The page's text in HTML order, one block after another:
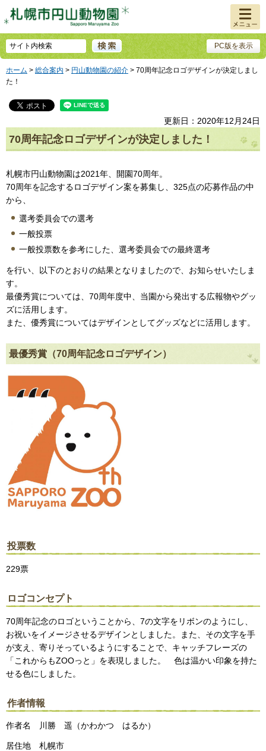
PC版を表示
メニュ
ー
ホーム > 総合案内 > 円山動物園の紹介 > 70周年記念ロゴデザインが決定しまし
た！
更新日：2020年12月24日
70周年記念ロゴデザインが決定しました！
札幌市円山動物園は2021年、開園70周年。
70周年を記念するロゴデザイン案を募集し、325点の応募作品の中
から、
選考委員会での選考
一般投票
一般投票数を参考にした、選考委員会での最終選考
を行い、以下のとおりの結果となりましたので、お知らせいたしま
す。
最優秀賞については、70周年度中、当園から発出する広報物やグッ
ズに活用します。
また、優秀賞についてはデザインとしてグッズなどに活用します。
最優秀賞（70周年記念ロゴデザイン）
投票数
229票
ロゴコンセプト
70周年記念のロゴということから、7の文字をリボンのようにし、
お祝いをイメージさせるデザインとしました。また、その文字を手
が支え、寄りそっているようにすることで、キャッチフレーズの
「これからもZOOっと」を表現しました。 色は温かい印象を持た
せる色にしました。
作者情報
作者名 川勝 遥（かわかつ はるか）
居住地 札幌市